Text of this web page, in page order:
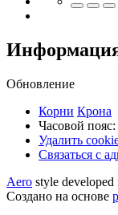
Обновление
Корни Крона
Часовой пояс:
Удалить
Связаться
Связаться с ад
Aero style
Создано на основе